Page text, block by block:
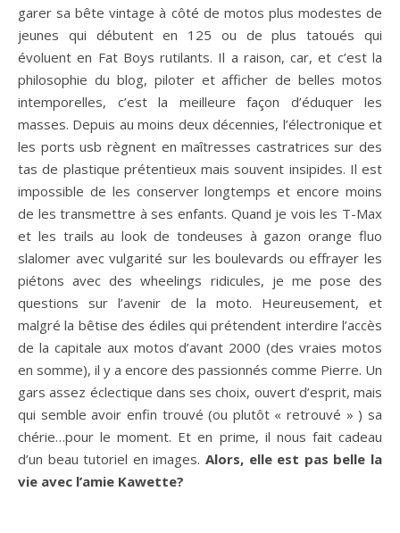
garer sa bête vintage à côté de motos plus modestes de
jeunes qui débutent en 125 ou de plus tatoués qui
évoluent en Fat Boys rutilants. Il a raison, car, et c’est la
philosophie du blog, piloter et afficher de belles motos
intemporelles, c’est la meilleure façon d’éduquer les
masses. Depuis au moins deux décennies, l’électronique et
les ports usb règnent en maîtresses castratrices sur des
tas de plastique prétentieux mais souvent insipides. Il est
impossible de les conserver longtemps et encore moins
de les transmettre à ses enfants. Quand je vois les T-Max
et les trails au look de tondeuses à gazon orange fluo
slalomer avec vulgarité sur les boulevards ou effrayer les
piétons avec des wheelings ridicules, je me pose des
questions sur l’avenir de la moto. Heureusement, et
malgré la bêtise des édiles qui prétendent interdire l’accès
de la capitale aux motos d’avant 2000 (des vraies motos
en somme), il y a encore des passionnés comme Pierre. Un
gars assez éclectique dans ses choix, ouvert d’esprit, mais
qui semble avoir enfin trouvé (ou plutôt « retrouvé » ) sa
chérie…pour le moment. Et en prime, il nous fait cadeau
d’un beau tutoriel en images. Alors, elle est pas belle la
vie avec l’amie Kawette?